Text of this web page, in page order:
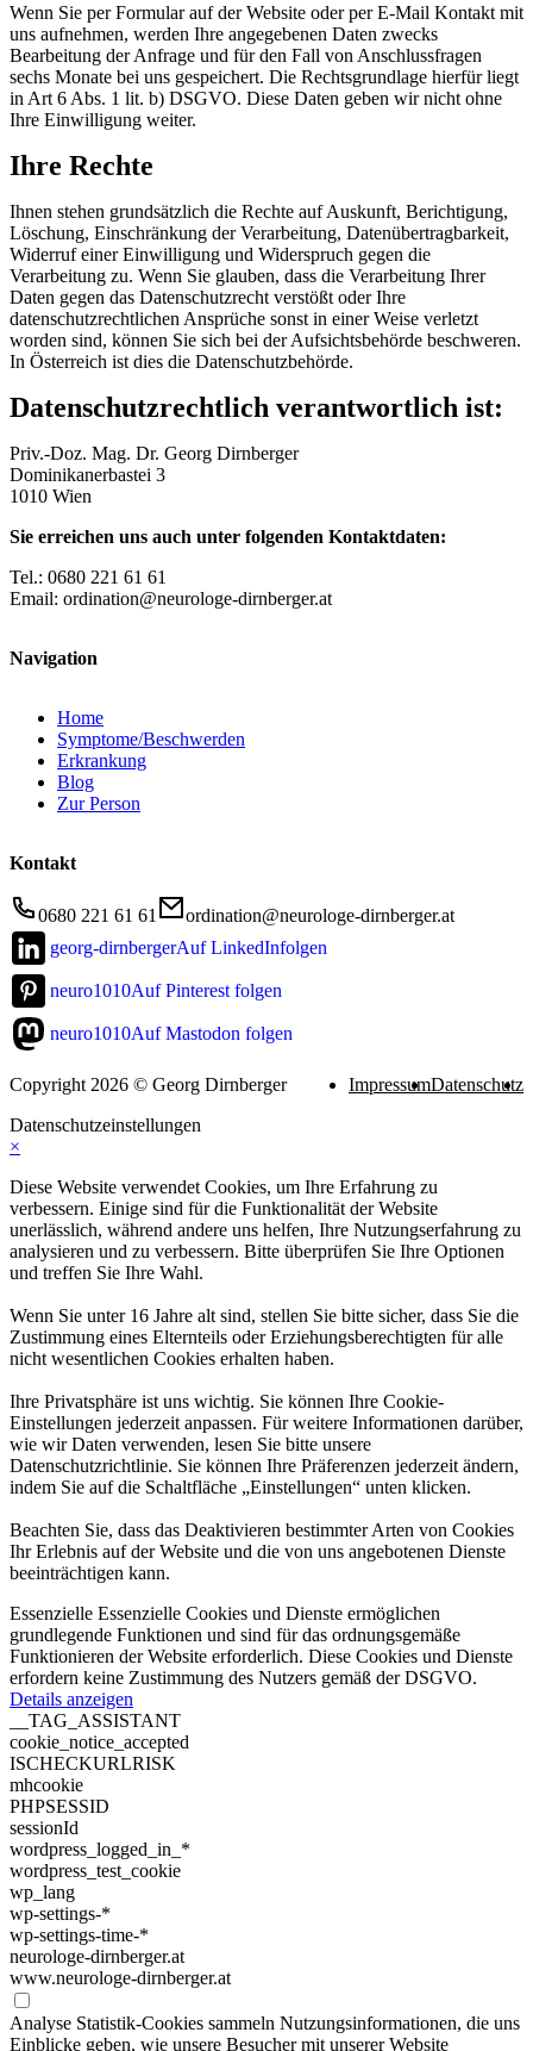
Wenn Sie per Formular auf der Website oder per E-Mail Kontakt mit
uns aufnehmen, werden Ihre angegebenen Daten zwecks
Bearbeitung der Anfrage und für den Fall von Anschlussfragen
sechs Monate bei uns gespeichert. Die Rechtsgrundlage hierfür liegt
in Art 6 Abs. 1 lit. b) DSGVO. Diese Daten geben wir nicht ohne
Ihre Einwilligung weiter.
Ihre Rechte
Ihnen stehen grundsätzlich die Rechte auf Auskunft, Berichtigung,
Löschung, Einschränkung der Verarbeitung, Datenübertragbarkeit,
Widerruf einer Einwilligung und Widerspruch gegen die
Verarbeitung zu. Wenn Sie glauben, dass die Verarbeitung Ihrer
Daten gegen das Datenschutzrecht verstößt oder Ihre
datenschutzrechtlichen Ansprüche sonst in einer Weise verletzt
worden sind, können Sie sich bei der Aufsichtsbehörde beschweren.
In Österreich ist dies die Datenschutzbehörde.
Datenschutzrechtlich verantwortlich ist:
Priv.-Doz. Mag. Dr. Georg Dirnberger
Dominikanerbastei 3
1010 Wien
Sie erreichen uns auch unter folgenden Kontaktdaten:
Tel.: 0680 221 61 61
Email: ordination@neurologe-dirnberger.at
Navigation
Home
Symptome/Beschwerden
Erkrankung
Blog
Zur Person
Kontakt
0680 221 61 61
ordination@neurologe-dirnberger.at
georg-dirnbergerAuf LinkedInfolgen
neuro1010Auf Pinterest folgen
neuro1010Auf Mastodon folgen
Copyright 2026 © Georg Dirnberger ImpressumDatenschutz
Datenschutzeinstellungen
×
Diese Website verwendet Cookies, um Ihre Erfahrung zu
verbessern. Einige sind für die Funktionalität der Website
unerlässlich, während andere uns helfen, Ihre Nutzungserfahrung zu
analysieren und zu verbessern. Bitte überprüfen Sie Ihre Optionen
und treffen Sie Ihre Wahl.
Wenn Sie unter 16 Jahre alt sind, stellen Sie bitte sicher, dass Sie die
Zustimmung eines Elternteils oder Erziehungsberechtigten für alle
nicht wesentlichen Cookies erhalten haben.
Ihre Privatsphäre ist uns wichtig. Sie können Ihre Cookie-
Einstellungen jederzeit anpassen. Für weitere Informationen darüber,
wie wir Daten verwenden, lesen Sie bitte unsere
Datenschutzrichtlinie. Sie können Ihre Präferenzen jederzeit ändern,
indem Sie auf die Schaltfläche „Einstellungen“ unten klicken.
Beachten Sie, dass das Deaktivieren bestimmter Arten von Cookies
Ihr Erlebnis auf der Website und die von uns angebotenen Dienste
beeinträchtigen kann.
Essenzielle Essenzielle Cookies und Dienste ermöglichen
grundlegende Funktionen und sind für das ordnungsgemäße
Funktionieren der Website erforderlich. Diese Cookies und Dienste
erfordern keine Zustimmung des Nutzers gemäß der DSGVO.
Details anzeigen
__TAG_ASSISTANT
cookie_notice_accepted
ISCHECKURLRISK
mhcookie
PHPSESSID
sessionId
wordpress_logged_in_*
wordpress_test_cookie
wp_lang
wp-settings-*
wp-settings-time-*
neurologe-dirnberger.at
www.neurologe-dirnberger.at
Analyse Statistik-Cookies sammeln Nutzungsinformationen, die uns
Einblicke geben, wie unsere Besucher mit unserer Website